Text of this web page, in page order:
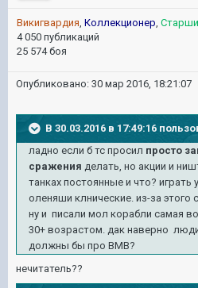
Викигвардия, Коллекционер,
4 050 публикаций
25 574 боя
Опубликовано: 30 мар 2016, 18:21:07
В 30.03.2016 в 17:49:16
ладно если б тс просил просто
сражения делать, но акции и
танках постоянные и что?
оленяши клнические. из-за этого
ну и писали мол корабли самая
30+ возрастом. дак наверно
должны бы про ВМВ?
нечитатель??